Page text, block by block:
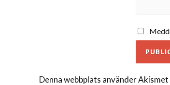
Denna webbplats använder